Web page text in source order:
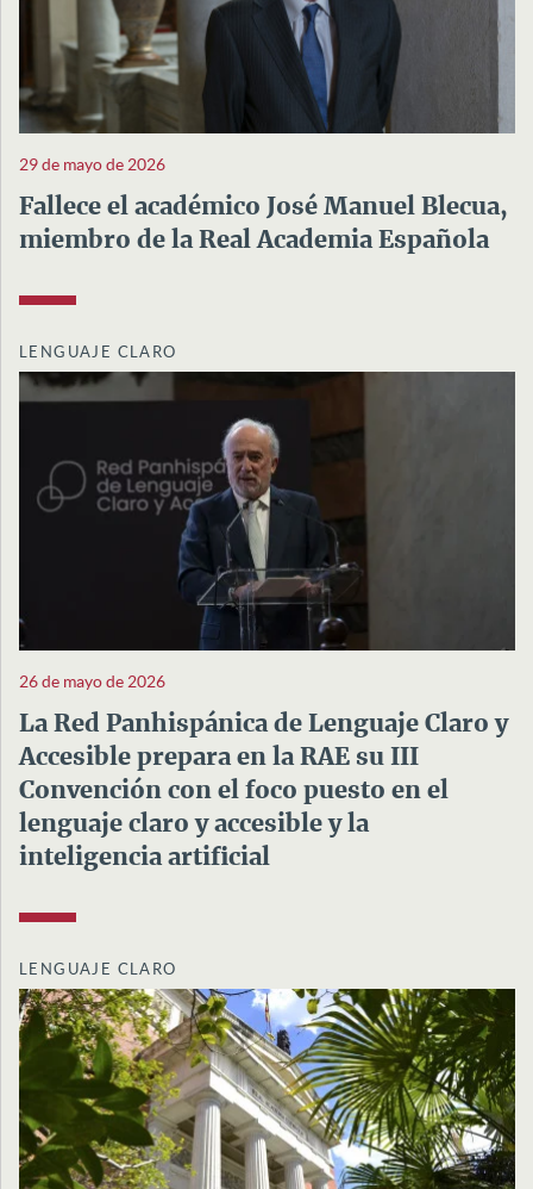
29 de mayo de 2026
Fallece el académico José Manuel Blecua,
miembro de la Real Academia Española
LENGUAJE CLARO
26 de mayo de 2026
La Red Panhispánica de Lenguaje Claro y
Accesible prepara en la RAE su III
Convención con el foco puesto en el
lenguaje claro y accesible y la
inteligencia artificial
LENGUAJE CLARO